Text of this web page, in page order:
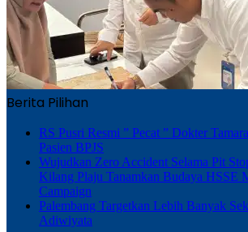
Berita Pilihan
RS Pusri Resmi ” Pecat ” Dokter
Pasien BPJS
Wujudkan Zero Accident Selama Pit
Kilang Plaju Tanamkan Budaya HSSE
Campaign
Palembang Targetkan Lebih Banyak
Adiwiyata